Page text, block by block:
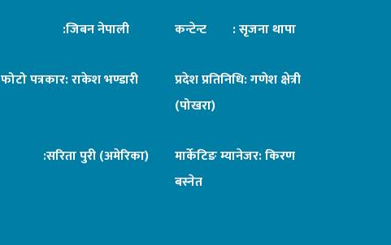
:जिबन नेपाली कन्टेन्ट : सृजना थापा
फोटो पत्रकार: राकेश भण्डारी
प्रदेश प्रतिनिधि: गणेश क्षेत्री
(पोखरा)
:सरिता पुरी (अमेरिका)
मार्केटिङ म्यानेजर: किरण
बस्नेत